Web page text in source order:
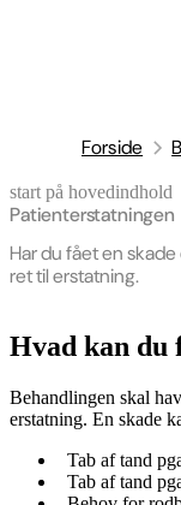
Forside
start på hovedindhold
Patienterstatningen
Har du fået en
ret til erstatning.
senest opdateret 16.
Hvad kan du
Behandlingen skal
erstatning. En skade
Tab af tand
Tab af tand